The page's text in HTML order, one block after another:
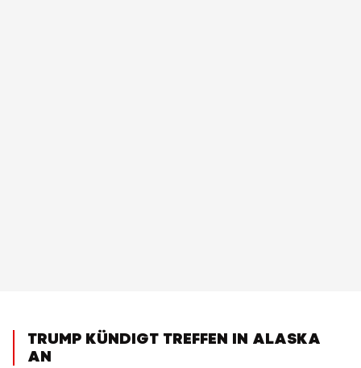
TRUMP KÜNDIGT TREFFEN IN ALASKA
AN